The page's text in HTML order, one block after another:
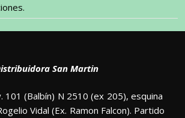
San Martin
(Balbín) N 2510 (ex 205), esquina
Vidal (Ex. Ramon Falcon). Partido